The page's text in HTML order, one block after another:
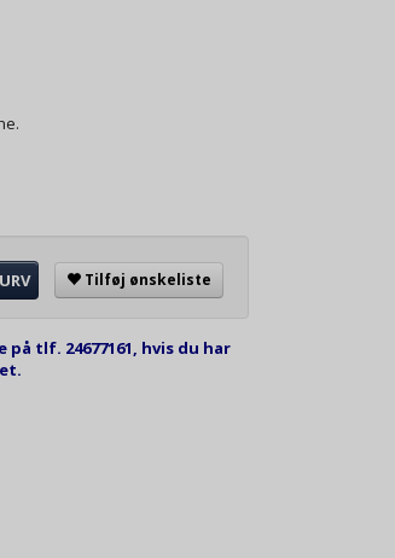
Tilføj ønskeliste
tlf. 24677161, hvis du har